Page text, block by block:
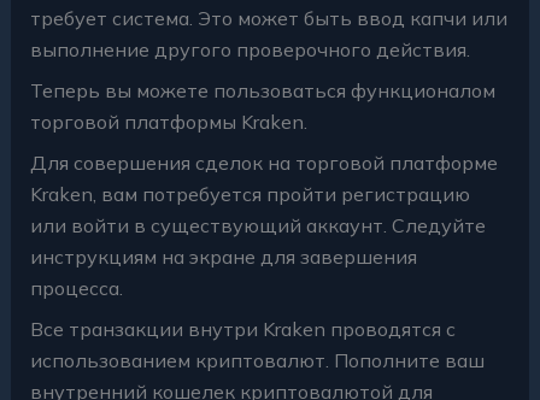
требует система. Это может быть ввод капчи или
выполнение другого проверочного действия.
Теперь вы можете пользоваться функционалом
торговой платформы Kraken.
Для совершения сделок на торговой платформе
Kraken, вам потребуется пройти регистрацию
или войти в существующий аккаунт. Следуйте
инструкциям на экране для завершения
процесса.
Все транзакции внутри Kraken проводятся с
использованием криптовалют. Пополните ваш
внутренний кошелек криптовалютой для